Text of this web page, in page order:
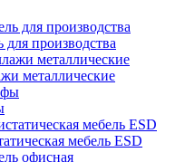
для производства
металлические
мебель ESD